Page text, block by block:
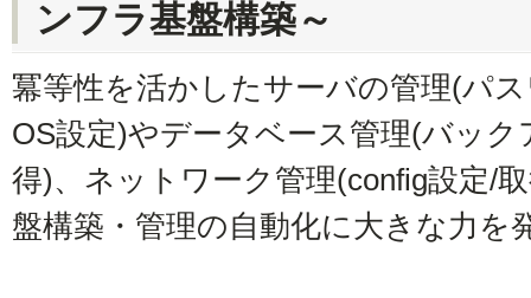
ンフラ基盤構築～
冪等性を活かしたサーバの管理(パ
OS設定)やデータベース管理(バッ
得)、ネットワーク管理(config設定/
盤構築・管理の自動化に大きな力を